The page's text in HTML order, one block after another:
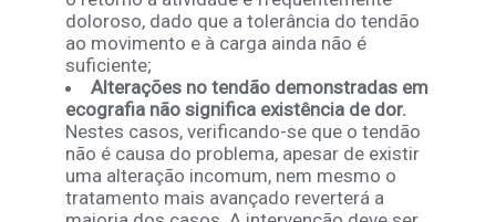
doloroso, dado que a tolerância do tendão
ao movimento e à carga ainda não é
suficiente;
Alterações no tendão demonstradas em
ecografia não significa existência de dor.
Nestes casos, verificando-se que o tendão
não é causa do problema, apesar de existir
uma alteração incomum, nem mesmo o
tratamento mais avançado reverterá a